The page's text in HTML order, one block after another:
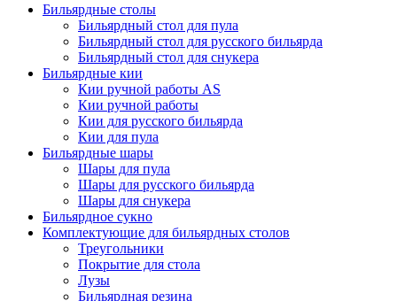
Бильярдные столы
Бильярдный стол для пула
Бильярдный стол для русского бильярда
Бильярдный стол для снукера
Бильярдные кии
Кии ручной работы AS
Кии ручной работы
Кии для русского бильярда
Кии для пула
Бильярдные шары
Шары для пула
Шары для русского бильярда
Шары для снукера
Бильярдное сукно
Комплектующие для бильярдных столов
Треугольники
Покрытие для стола
Лузы
Бильярдная резина